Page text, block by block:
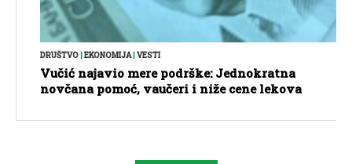
DRUŠTVO|EKONOMIJA|VESTI
Vučić najavio mere podrške: Jednokratna
novčana pomoć, vaučeri i niže cene lekova